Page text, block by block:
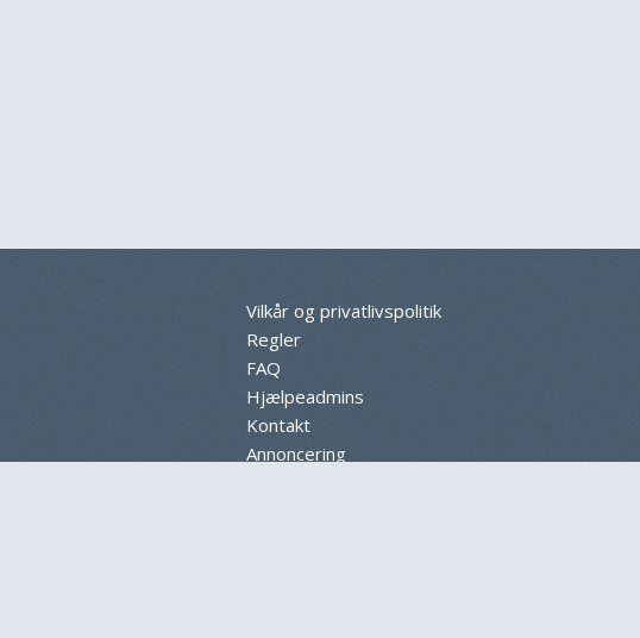
Vilkår og privatlivspolitik
Regler
FAQ
Hjælpeadmins
Kontakt
Annoncering